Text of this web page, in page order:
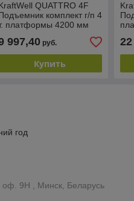
QUATTRO 4F
комплект г/п 4
платформы 4200 мм
997,40руб.
Купить
год
оф. 9Н , Минск, Беларусь